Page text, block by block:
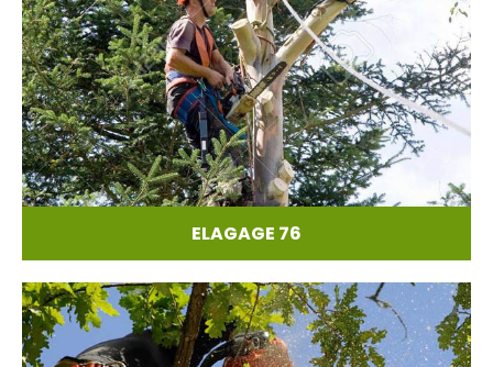
ELAGAGE 76